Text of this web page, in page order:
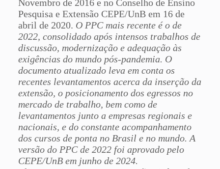
Novembro de 2016 e no Conselho de Ensino
Pesquisa e Extensão CEPE/UnB em 16 de
abril de 2020. O PPC mais recente é o de
2022, consolidado após intensos trabalhos de
discussão, modernização e adequação às
exigências do mundo pós-pandemia. O
documento atualizado leva em conta os
recentes levantamentos acerca da inserção da
extensão, o posicionamento dos egressos no
mercado de trabalho, bem como de
levantamentos junto a empresas regionais e
nacionais, e do constante acompanhamento
dos cursos de ponta no Brasil e no mundo. A
versão do PPC de 2022 foi aprovado pelo
CEPE/UnB em junho de 2024.